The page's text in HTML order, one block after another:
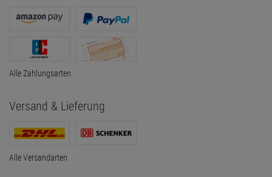
Alle Zahlungsarten
Versand & Lieferung
Alle Versandarten